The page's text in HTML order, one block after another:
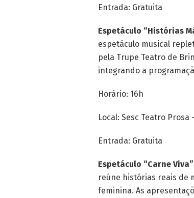
Entrada: Gratuita
Espetáculo “Histórias
espetáculo musical
pela Trupe Teatro de
integrando a
Horário: 16h
Local: Sesc Teatro Prosa
Entrada: Gratuita
Espetáculo “Carne
reúne histórias reais de
feminina. As